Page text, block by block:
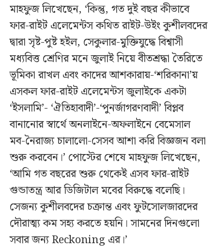
মাহফুজ লিখেছেন, ‘কিন্তু, গত দুই বছর কীভাবে
ফার-রাইট এলেমেন্টস কথিত রাইট-উইং কুশীলবদের
দ্বারা সৃষ্ট-পুষ্ট হইল, সেকুলার-মুক্তিযুদ্ধে বিশ্বাসী
মধ্যবিত্ত শ্রেণির মনে জুলাই নিয়ে বীতশ্রদ্ধা তৈরিতে
ভূমিকা রাখল এবং কাদের আশকারায়-‘শরিকানা’য়
এসকল ফার-রাইট এলেমেন্টস জুলাইকে একটা
‘ইসলামি’- ‘ঐতিহাবাদী’-‘পুনর্জাগরণবাদী’ বিপ্লব
বানানোর স্বার্থে অনলাইনে-অফলাইনে বেমেসাল
মব-নৈরাজ্য চালালো-সেসব আশা করি বিজ্ঞজন বলা
শুরু করবেন।’ পোস্টের শেষে মাহফুজ লিখেছেন,
‘আমি গত বছরের শুরু থেকেই এসব ফার-রাইট
গুন্ডাতন্ত্র আর ডিজিটাল মবের বিরুদ্ধে বলেছি।
সেজন্য কুশীলবদের চক্রান্ত এবং ফুটসোলজারদের
দৌরাত্ম্য কম সহ্য করতে হয়নি। সামনের দিনগুলো
সবার জন্য Reckoning এর।’